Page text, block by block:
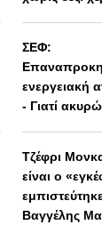
ΣΕΦ:
ενεργειακή
- Γιατί
Τζέφρι
είναι ο
Βαγγέλης